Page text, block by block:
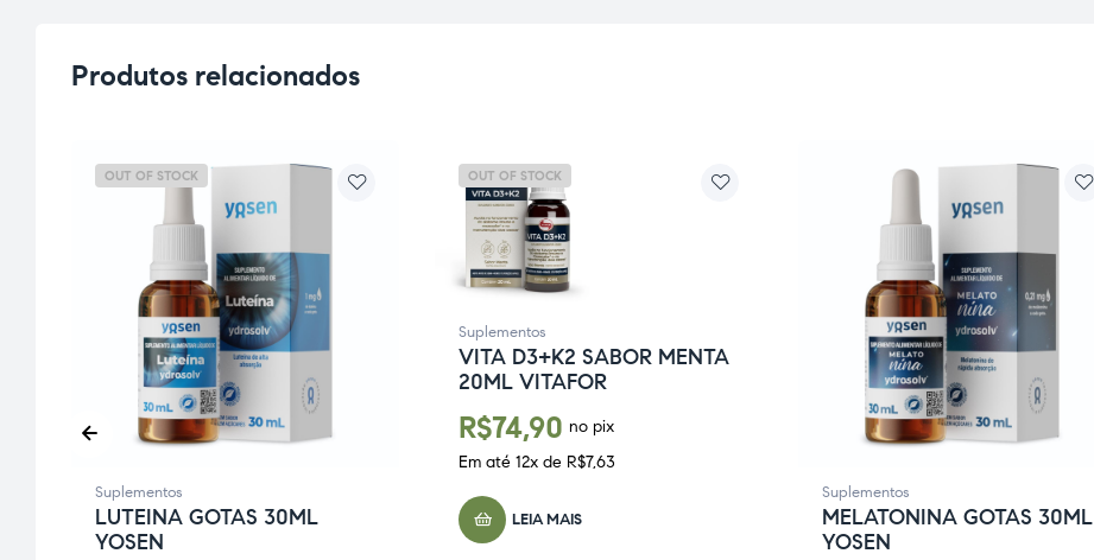
Produtos relacionados
OUT OF STOCK
Suplementos
LUTEINA GOTAS 30ML
YOSEN
OUT OF STOCK
Suplementos
VITA D3+K2 SABOR MENTA
20ML VITAFOR
R$74,90 no pix
Em até 12x de R$7,63
LEIA MAIS
Suplementos
MELATONINA GOTAS 30ML
YOSEN